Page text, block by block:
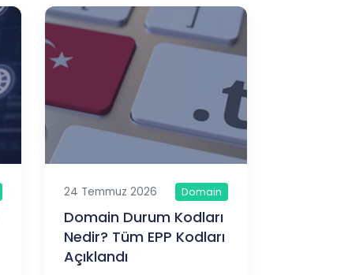
24 Temmuz 2026 Domain
Domain Durum Kodları
Nedir? Tüm EPP Kodları
Açıklandı